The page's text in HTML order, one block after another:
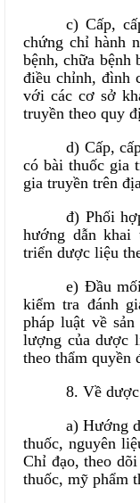
c) Cấp,
chứng chỉ hành
bệnh, chữa bệnh
điều chỉnh, đình
với các cơ sở
truyền theo quy
d) Cấp,
có bài thuốc gia
gia truyền trên
đ) Phối
hướng dẫn khai
triển dược liệu
e) Đầu
kiểm tra đánh
pháp luật về
lượng của dược
theo thẩm quyền
8. Về
a) Hướng
thuốc, nguyên
Chỉ đạo, theo
thuốc, mỹ phẩm